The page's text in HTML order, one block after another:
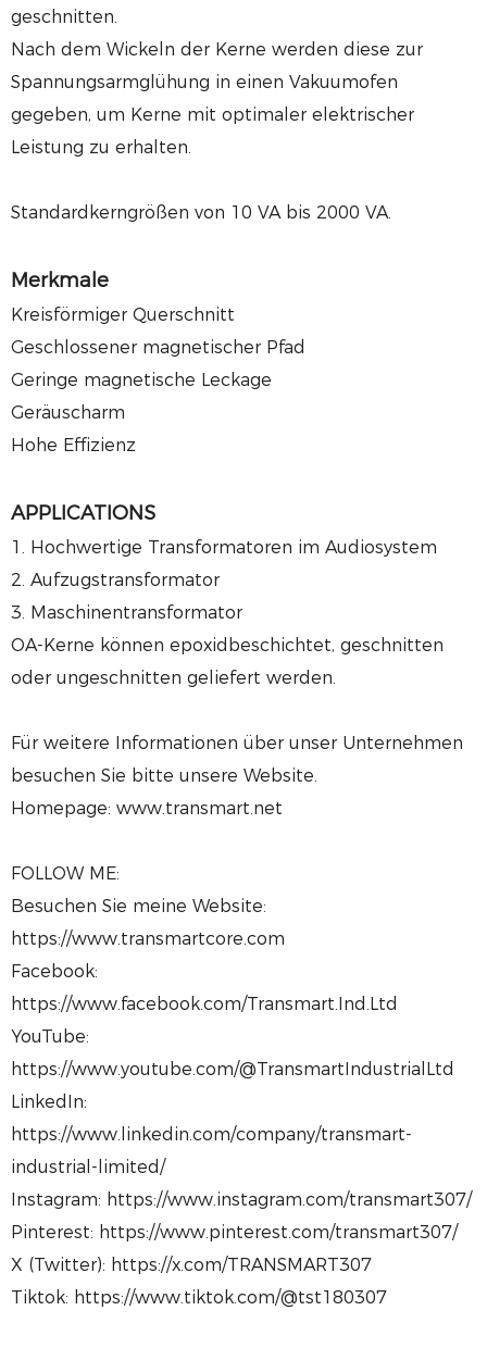
geschnitten.
Nach dem Wickeln der Kerne werden diese zur
Spannungsarmglühung in einen Vakuumofen
gegeben, um Kerne mit optimaler elektrischer
Leistung zu erhalten.
Standardkerngrößen von 10 VA bis 2000 VA.
Merkmale
Kreisförmiger Querschnitt
Geschlossener magnetischer Pfad
Geringe magnetische Leckage
Geräuscharm
Hohe Effizienz
APPLICATIONS
1. Hochwertige Transformatoren im Audiosystem
2. Aufzugstransformator
3. Maschinentransformator
OA-Kerne können epoxidbeschichtet, geschnitten
oder ungeschnitten geliefert werden.
Für weitere Informationen über unser Unternehmen
besuchen Sie bitte unsere Website.
Homepage: www.transmart.net
FOLLOW ME:
Besuchen Sie meine Website:
https://www.transmartcore.com
Facebook:
https://www.facebook.com/Transmart.Ind.Ltd
YouTube:
https://www.youtube.com/@TransmartIndustrialLtd
LinkedIn:
https://www.linkedin.com/company/transmart-
industrial-limited/
Instagram: https://www.instagram.com/transmart307/
Pinterest: https://www.pinterest.com/transmart307/
X (Twitter): https://x.com/TRANSMART307
Tiktok: https://www.tiktok.com/@tst180307